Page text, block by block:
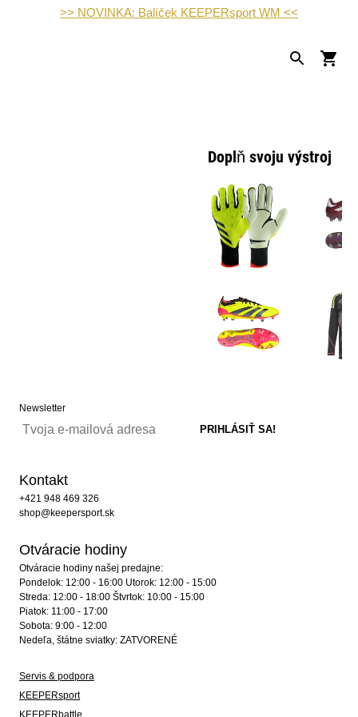
>> NOVINKA: Balíček KEEPERsport WM <<
Doplň svoju výstroj
Newsletter
Kontakt
+421 948 469 326
shop@keepersport.sk
Otváracie hodiny
Otváracie hodiny našej predajne:
Pondelok: 12:00 - 16:00 Utorok: 12:00 - 15:00
Streda: 12:00 - 18:00 Štvrtok: 10:00 - 15:00
Piatok: 11:00 - 17:00
Sobota: 9:00 - 12:00
Nedeľa, štátne sviatky: ZATVORENÉ
Servis & podpora
KEEPERsport
KEEPERbattle